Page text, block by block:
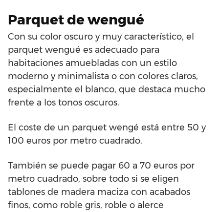
Parquet de wengué
Con su color oscuro y muy característico, el
parquet wengué es adecuado para
habitaciones amuebladas con un estilo
moderno y minimalista o con colores claros,
especialmente el blanco, que destaca mucho
frente a los tonos oscuros.
El coste de un parquet wengé está entre 50 y
100 euros por metro cuadrado.
También se puede pagar 60 a 70 euros por
metro cuadrado, sobre todo si se eligen
tablones de madera maciza con acabados
finos, como roble gris, roble o alerce